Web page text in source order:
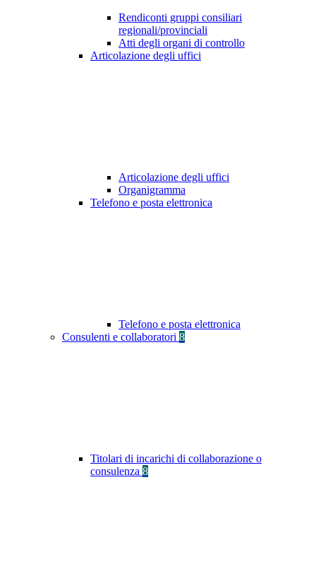
Rendiconti gruppi consiliari
regionali/provinciali
Atti degli organi di controllo
Articolazione degli uffici
Articolazione degli uffici
Organigramma
Telefono e posta elettronica
Telefono e posta elettronica
Consulenti e collaboratori 8
Titolari di incarichi di collaborazione o
consulenza 8